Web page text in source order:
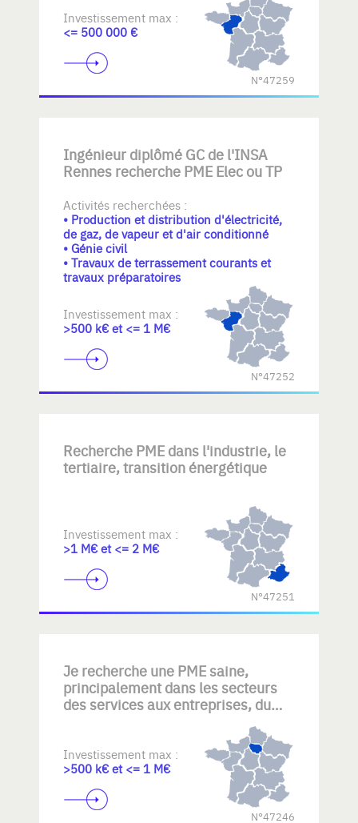
Investissement max :
<= 500 000 €
N°47259
Ingénieur diplômé GC de l'INSA
Rennes recherche PME Elec ou TP
Activités recherchées :
• Production et distribution d'électricité,
de gaz, de vapeur et d'air conditionné
• Génie civil
• Travaux de terrassement courants et
travaux préparatoires
Investissement max :
>500 k€ et <= 1 M€
N°47252
Recherche PME dans l'industrie, le
tertiaire, transition énergétique
Investissement max :
>1 M€ et <= 2 M€
N°47251
Je recherche une PME saine,
principalement dans les secteurs
des services aux entreprises, du
technique, des services industriels
ou d'autres activités B2B générant
des revenus récurrents. Mon
objectif : reprendre une entreprise
disposant d'une clientèle fidèle,
Investissement max :
>500 k€ et <= 1 M€
N°47246